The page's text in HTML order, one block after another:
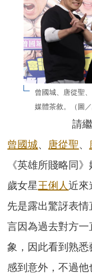
曾國城、唐從聖
媒體茶敘。（圖
請
曾國城、 唐從聖、
《英雄所賤略同
歲女星王俐人近來
先是露出驚訝表
言因為過去對方
象，因此看到熟
感到意外，不過